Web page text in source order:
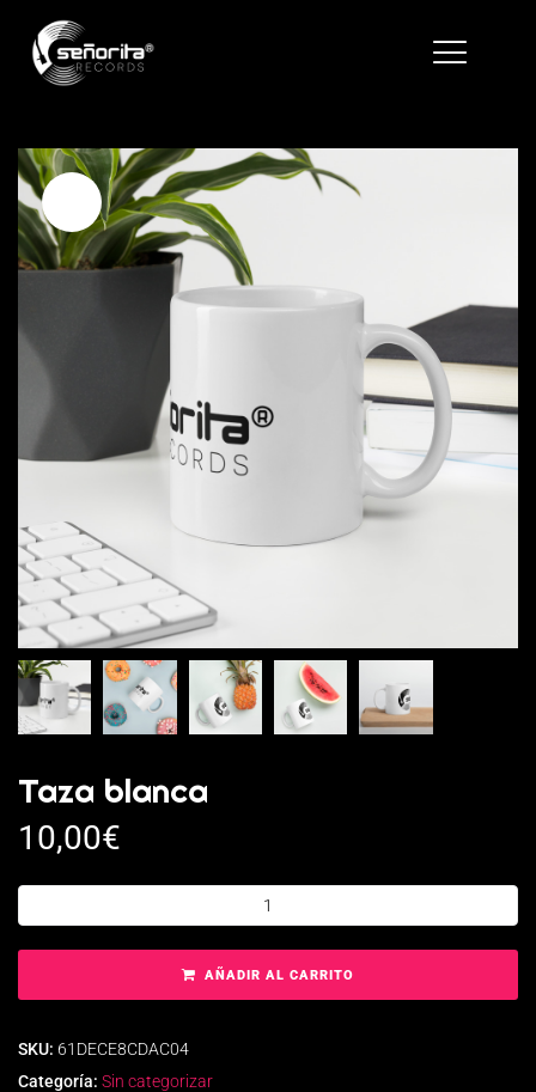
Taza blanca
10,00€
AÑADIR AL CARRITO
SKU: 61DECE8CDAC04
Categoría: Sin categorizar